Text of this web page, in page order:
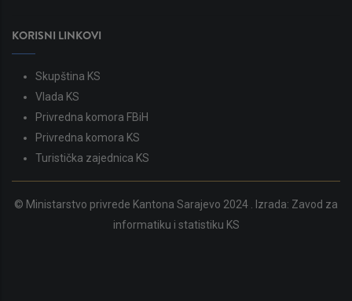
KORISNI LINKOVI
Skupština KS
Vlada KS
Privredna komora FBiH
Privredna komora KS
Turistička zajednica KS
© Ministarstvo privrede Kantona Sarajevo 2024 . Izrada: Zavod za
informatiku i statistiku KS